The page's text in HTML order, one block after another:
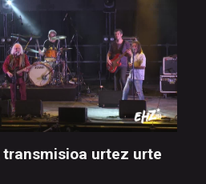
transmisioa urtez urte